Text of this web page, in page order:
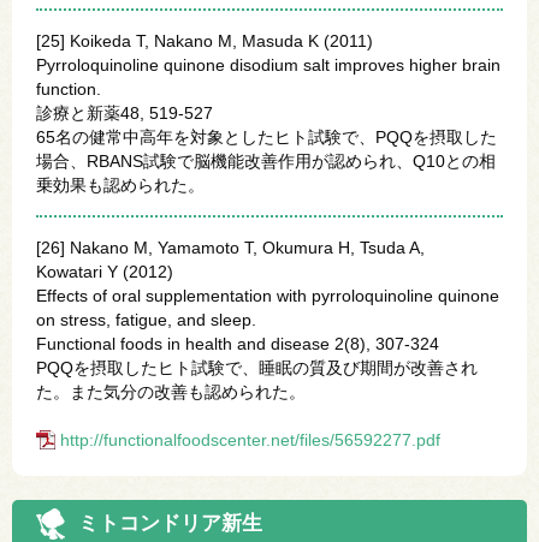
[25] Koikeda T, Nakano M, Masuda K (2011)
Pyrroloquinoline quinone disodium salt improves higher brain
function.
診療と新薬48, 519-527
65名の健常中高年を対象としたヒト試験で、PQQを摂取した
場合、RBANS試験で脳機能改善作用が認められ、Q10との相
乗効果も認められた。
[26] Nakano M, Yamamoto T, Okumura H, Tsuda A,
Kowatari Y (2012)
Effects of oral supplementation with pyrroloquinoline quinone
on stress, fatigue, and sleep.
Functional foods in health and disease 2(8), 307-324
PQQを摂取したヒト試験で、睡眠の質及び期間が改善され
た。また気分の改善も認められた。
http://functionalfoodscenter.net/files/56592277.pdf
ミトコンドリア新生